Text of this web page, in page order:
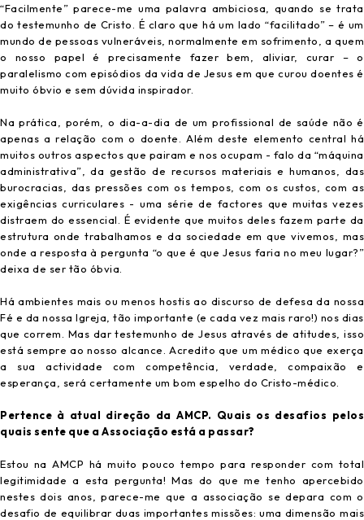
“Facilmente” parece-me uma palavra ambiciosa, quando se trata
do testemunho de Cristo. É claro que há um lado “facilitado” – é um
mundo de pessoas vulneráveis, normalmente em sofrimento, a quem
o nosso papel é precisamente fazer bem, aliviar, curar – o
paralelismo com episódios da vida de Jesus em que curou doentes é
muito óbvio e sem dúvida inspirador.
Na prática, porém, o dia-a-dia de um profissional de saúde não é
apenas a relação com o doente. Além deste elemento central há
muitos outros aspectos que pairam e nos ocupam - falo da “máquina
administrativa”, da gestão de recursos materiais e humanos, das
burocracias, das pressões com os tempos, com os custos, com as
exigências curriculares - uma série de factores que muitas vezes
distraem do essencial. É evidente que muitos deles fazem parte da
estrutura onde trabalhamos e da sociedade em que vivemos, mas
onde a resposta à pergunta “o que é que Jesus faria no meu lugar?”
deixa de ser tão óbvia.
Há ambientes mais ou menos hostis ao discurso de defesa da nossa
Fé e da nossa Igreja, tão importante (e cada vez mais raro!) nos dias
que correm. Mas dar testemunho de Jesus através de atitudes, isso
está sempre ao nosso alcance. Acredito que um médico que exerça
a sua actividade com competência, verdade, compaixão e
esperança, será certamente um bom espelho do Cristo-médico.
Pertence à atual direção da AMCP. Quais os desafios pelos
quais sente que a Associação está a passar?
Estou na AMCP há muito pouco tempo para responder com total
legitimidade a esta pergunta! Mas do que me tenho apercebido
nestes dois anos, parece-me que a associação se depara com o
desafio de equilibrar duas importantes missões: uma dimensão mais